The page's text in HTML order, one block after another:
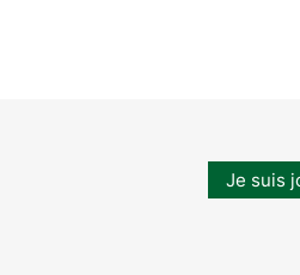
Je suis